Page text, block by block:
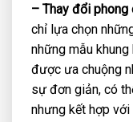
– Thay đổi phong
chỉ lựa chọn
những mẫu
được ưa chuộng
sự đơn giản, có
nhưng kết hợp